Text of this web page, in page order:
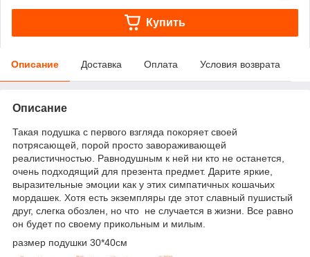
Купить
Описание Доставка Оплата Условия возврата
Описание
Такая подушка с первого взгляда покоряет своей
потрясающей, порой просто завораживающей
реалистичностью. Равнодушным к ней ни кто не останется,
очень подходящий для презента предмет. Дарите яркие,
выразительные эмоции как у этих симпатичных кошачьих
мордашек. Хотя есть экземпляры где этот славный пушистый
друг, слегка обозлен, но что не случается в жизни. Все равно
он будет по своему прикольным и милым.
размер подушки 30*40см